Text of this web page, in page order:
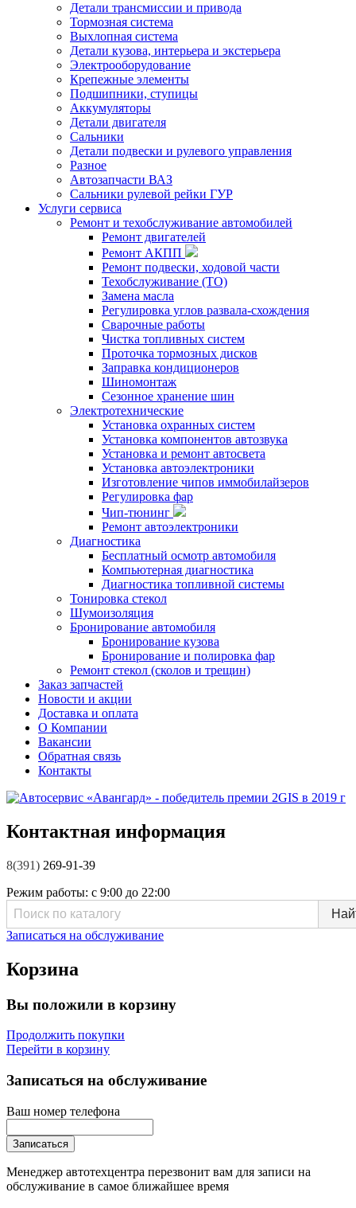
Детали трансмиссии и привода
Тормозная система
Выхлопная система
Детали кузова, интерьера и экстерьера
Электрооборудование
Крепежные элементы
Подшипники, ступицы
Аккумуляторы
Детали двигателя
Сальники
Детали подвески и рулевого управления
Разное
Автозапчасти ВАЗ
Сальники рулевой рейки ГУР
Услуги сервиса
Ремонт и техобслуживание автомобилей
Ремонт двигателей
Ремонт АКПП
Ремонт подвески, ходовой части
Техобслуживание (ТО)
Замена масла
Регулировка углов развала-схождения
Сварочные работы
Чистка топливных систем
Проточка тормозных дисков
Заправка кондиционеров
Шиномонтаж
Сезонное хранение шин
Электротехнические
Установка охранных систем
Установка компонентов автозвука
Установка и ремонт автосвета
Установка автоэлектроники
Изготовление чипов иммобилайзеров
Регулировка фар
Чип-тюнинг
Ремонт автоэлектроники
Диагностика
Бесплатный осмотр автомобиля
Компьютерная диагностика
Диагностика топливной системы
Тонировка стекол
Шумоизоляция
Бронирование автомобиля
Бронирование кузова
Бронирование и полировка фар
Ремонт стекол (сколов и трещин)
Заказ запчастей
Новости и акции
Доставка и оплата
О Компании
Вакансии
Обратная связь
Контакты
Контактная информация
8(391) 269-91-39
Режим работы: с 9:00 до 22:00
Записаться на обслуживание
Корзина
Вы положили в корзину
Продолжить покупки
Перейти в корзину
Записаться на обслуживание
Ваш номер телефона
Записаться
Менеджер автотехцентра перезвонит вам для записи на
обслуживание в самое ближайшее время